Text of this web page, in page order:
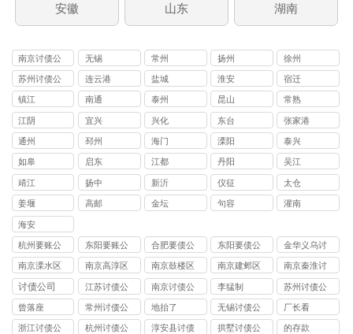
安徽 山东 湖南
南京讨债公
司
无锡 常州 扬州 徐州
苏州讨债公
司
连云港 盐城 淮安 宿迁
镇江 南通 泰州 昆山 常熟
江阴 宜兴 兴化 东台 张家港
通州 邳州 海门 溧阳 泰兴
如皋 启东 江都 丹阳 吴江
靖江 扬中 新沂 仪征 太仓
姜堰 高邮 金坛 句容 灌南
海安
杭州要账公
司哪家好
东阳要账公
司
合肥要债公
司
东阳要债公
司
金华义乌讨
债公司
南京溧水区
讨债公司
南京高淳区
讨债公司
南京鼓楼区
讨债公司
南京建邺区
讨债公司
南京秦淮讨
债公司
讨债公司
江苏讨债公
司
南京讨债公
司
李猛制
苏州讨债公
司
曾落座
常州讨债公
司
地抬了
无锡讨债公
司
厂长看
浙江讨债公
杭州讨债公
淳安县讨债
拱墅讨债公
的存款